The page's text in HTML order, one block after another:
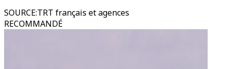
SOURCE:TRT français et agences
RECOMMANDÉ